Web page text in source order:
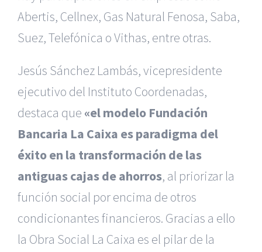
Abertis, Cellnex, Gas Natural Fenosa, Saba,
Suez, Telefónica o Vithas, entre otras.
Jesús Sánchez Lambás, vicepresidente
ejecutivo del Instituto Coordenadas,
destaca que «el modelo Fundación
Bancaria La Caixa es paradigma del
éxito en la transformación de las
antiguas cajas de ahorros, al priorizar la
función social por encima de otros
condicionantes financieros. Gracias a ello
la Obra Social La Caixa es el pilar de la